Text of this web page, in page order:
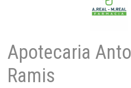
Apotecaria
Ramis